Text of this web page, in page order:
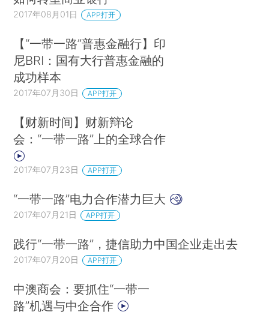
2017年08月01日 APP打开
【“一带一路”普惠金融行】印
尼BRI：国有大行普惠金融的
成功样本
2017年07月30日 APP打开
【财新时间】财新辩论
会：“一带一路”上的全球合作
2017年07月23日 APP打开
“一带一路”电力合作潜力巨大
2017年07月21日 APP打开
践行“一带一路”，捷信助力中国企业走出去
2017年07月20日 APP打开
中澳商会：要抓住“一带一
路”机遇与中企合作